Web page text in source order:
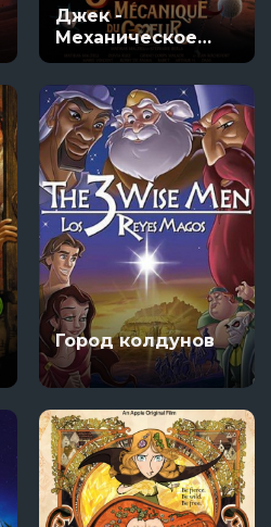
Джек -
Механическое
сердце /
Механика сердца
Город колдунов